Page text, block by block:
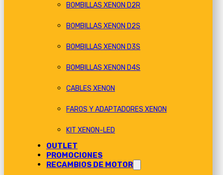
BOMBILLAS XENON D2R
BOMBILLAS XENON D2S
BOMBILLAS XENON D3S
BOMBILLAS XENON D4S
CABLES XENON
FAROS Y ADAPTADORES XENON
KIT XENON-LED
OUTLET
PROMOCIONES
RECAMBIOS DE MOTOR